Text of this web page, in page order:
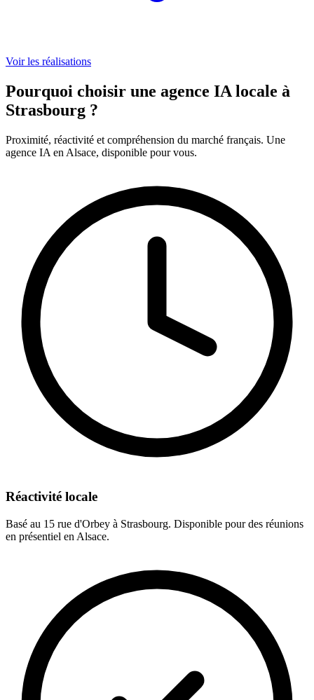
Voir les réalisations
Pourquoi choisir une agence IA locale à
Strasbourg ?
Proximité, réactivité et compréhension du marché français. Une
agence IA en Alsace, disponible pour vous.
Réactivité locale
Basé au 15 rue d'Orbey à Strasbourg. Disponible pour des réunions
en présentiel en Alsace.